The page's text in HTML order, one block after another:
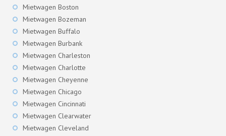
Mietwagen Boston
Mietwagen Bozeman
Mietwagen Buffalo
Mietwagen Burbank
Mietwagen Charleston
Mietwagen Charlotte
Mietwagen Cheyenne
Mietwagen Chicago
Mietwagen Cincinnati
Mietwagen Clearwater
Mietwagen Cleveland